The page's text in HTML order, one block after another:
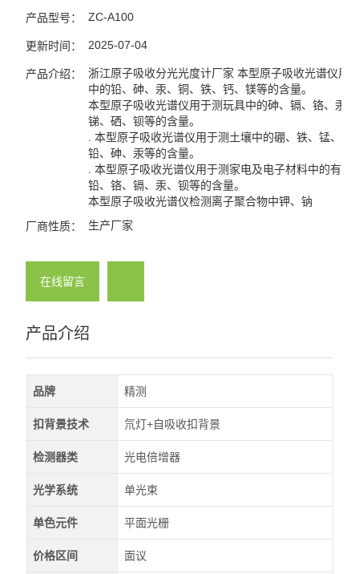
产品型号： ZC-A100
更新时间： 2025-07-04
产品介绍：
浙江原子吸收分光光度计厂家 本型原子吸收光谱仪用
中的铅、砷、汞、铜、铁、钙、镁等的含量。
本型原子吸收光谱仪用于测玩具中的砷、镉、铬、汞
锑、硒、钡等的含量。
. 本型原子吸收光谱仪用于测土壤中的硼、铁、锰、铜
铅、砷、汞等的含量。
. 本型原子吸收光谱仪用于测家电及电子材料中的有害
铅、铬、镉、汞、钡等的含量。
本型原子吸收光谱仪检测离子聚合物中钾、钠
厂商性质： 生产厂家
在线留言
产品介绍
品牌 精测
扣背景技术 氘灯+自吸收扣背景
检测器类 光电倍增器
光学系统 单光束
单色元件 平面光栅
价格区间 面议